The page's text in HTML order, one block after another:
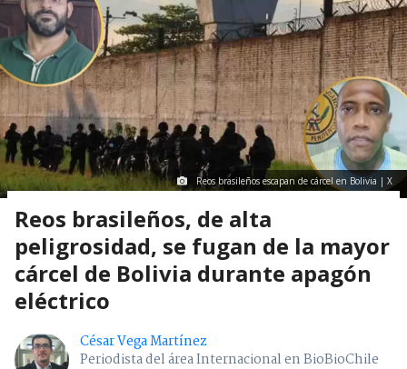
Reos brasileños escapan de cárcel en Bolivia | X
Reos brasileños, de alta
peligrosidad, se fugan de la mayor
cárcel de Bolivia durante apagón
eléctrico
César Vega Martínez
Periodista del área Internacional en BioBioChile